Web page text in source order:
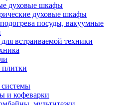
духовые шкафы
духовые шкафы
посуды, вакуумные
встраиваемой техники
и кофеварки